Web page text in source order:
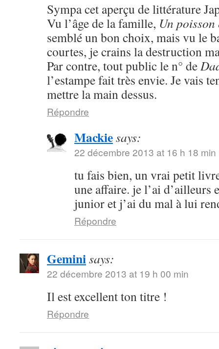
Sympa cet aperçu de littérature
Vu l’âge de la famille, Un
semblé un bon choix, mais vu le
courtes, je crains la destruction
Par contre, tout public le n° de
l’estampe fait très envie. Je vais
mettre la main dessus.
Répondre
Mackiesays:
22 décembre 2013 at 16 h 18 min
tu fais bien, un vrai petit
une affaire. je l’ai d’ailleurs
junior et j’ai du mal à lui
Répondre
Geminisays:
22 décembre 2013 at 19 h 00 min
Il est excellent ton titre !
Répondre